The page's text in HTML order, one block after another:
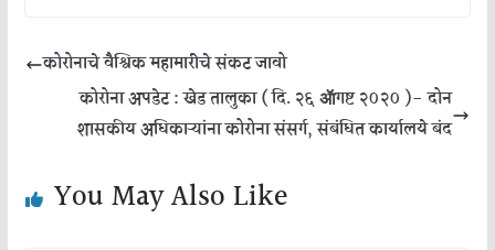
कोरोनाचे वैश्विक महामारीचे संकट जावो
कोरोना अपडेट : खेड तालुका ( दि. २६ ॲागष्ट २०२० )- दोन
शासकीय अधिकाऱ्यांना कोरोना संसर्ग, संबंधित कार्यालये बंद
You May Also Like